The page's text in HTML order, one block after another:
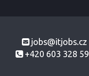
jobs@itjobs.cz
+420 603 328